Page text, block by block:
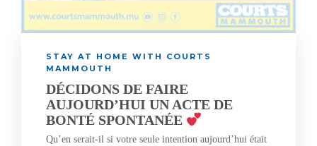
STAY AT HOME WITH COURTS
MAMMOUTH
DÉCIDONS DE FAIRE
AUJOURD’HUI UN ACTE DE
BONTÉ SPONTANÉE
Qu’en serait-il si votre seule intention aujourd’hui était